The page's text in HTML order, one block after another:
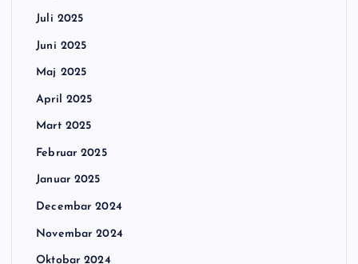
Juli 2025
Juni 2025
Maj 2025
April 2025
Mart 2025
Februar 2025
Januar 2025
Decembar 2024
Novembar 2024
Oktobar 2024